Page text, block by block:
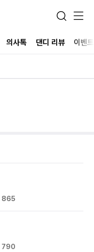
의사톡 댄디 리뷰 이벤트
865
790